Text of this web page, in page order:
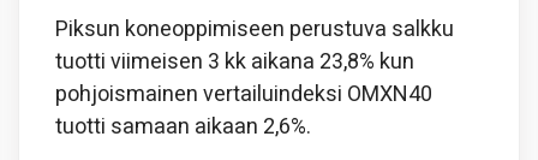
Piksun koneoppimiseen perustuva salkku
tuotti viimeisen 3 kk aikana 23,8% kun
pohjoismainen vertailuindeksi OMXN40
tuotti samaan aikaan 2,6%.